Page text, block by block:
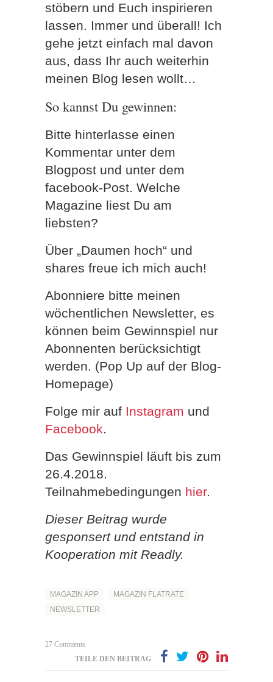
stöbern und Euch inspirieren
lassen. Immer und überall! Ich
gehe jetzt einfach mal davon
aus, dass Ihr auch weiterhin
meinen Blog lesen wollt…
So kannst Du gewinnen:
Bitte hinterlasse einen
Kommentar unter dem
Blogpost und unter dem
facebook-Post. Welche
Magazine liest Du am
liebsten?
Über „Daumen hoch“ und
shares freue ich mich auch!
Abonniere bitte meinen
wöchentlichen Newsletter, es
können beim Gewinnspiel nur
Abonnenten berücksichtigt
werden. (Pop Up auf der Blog-
Homepage)
Folge mir auf Instagram und
Facebook.
Das Gewinnspiel läuft bis zum
26.4.2018.
Teilnahmebedingungen hier.
Dieser Beitrag wurde
gesponsert und entstand in
Kooperation mit Readly.
MAGAZIN APP
MAGAZIN FLATRATE
NEWSLETTER
27 Comments
TEILE DEN BEITRAG